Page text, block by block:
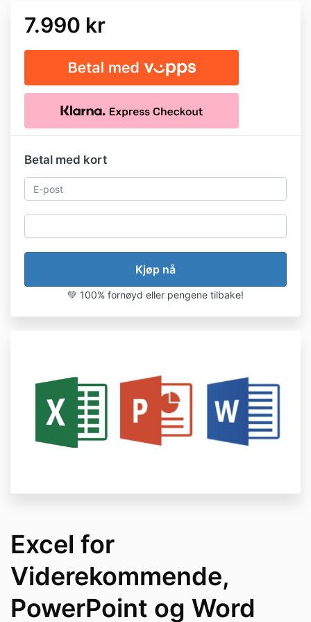
7.990 kr
Betal med kort
💚 100% fornøyd eller pengene tilbake!
Excel for
Viderekommende,
PowerPoint og Word